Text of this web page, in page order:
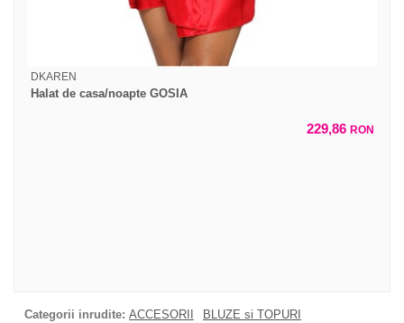
DKAREN
Halat de casa/noapte GOSIA
229,86 RON
Categorii inrudite: ACCESORII
BLUZE si TOPURI